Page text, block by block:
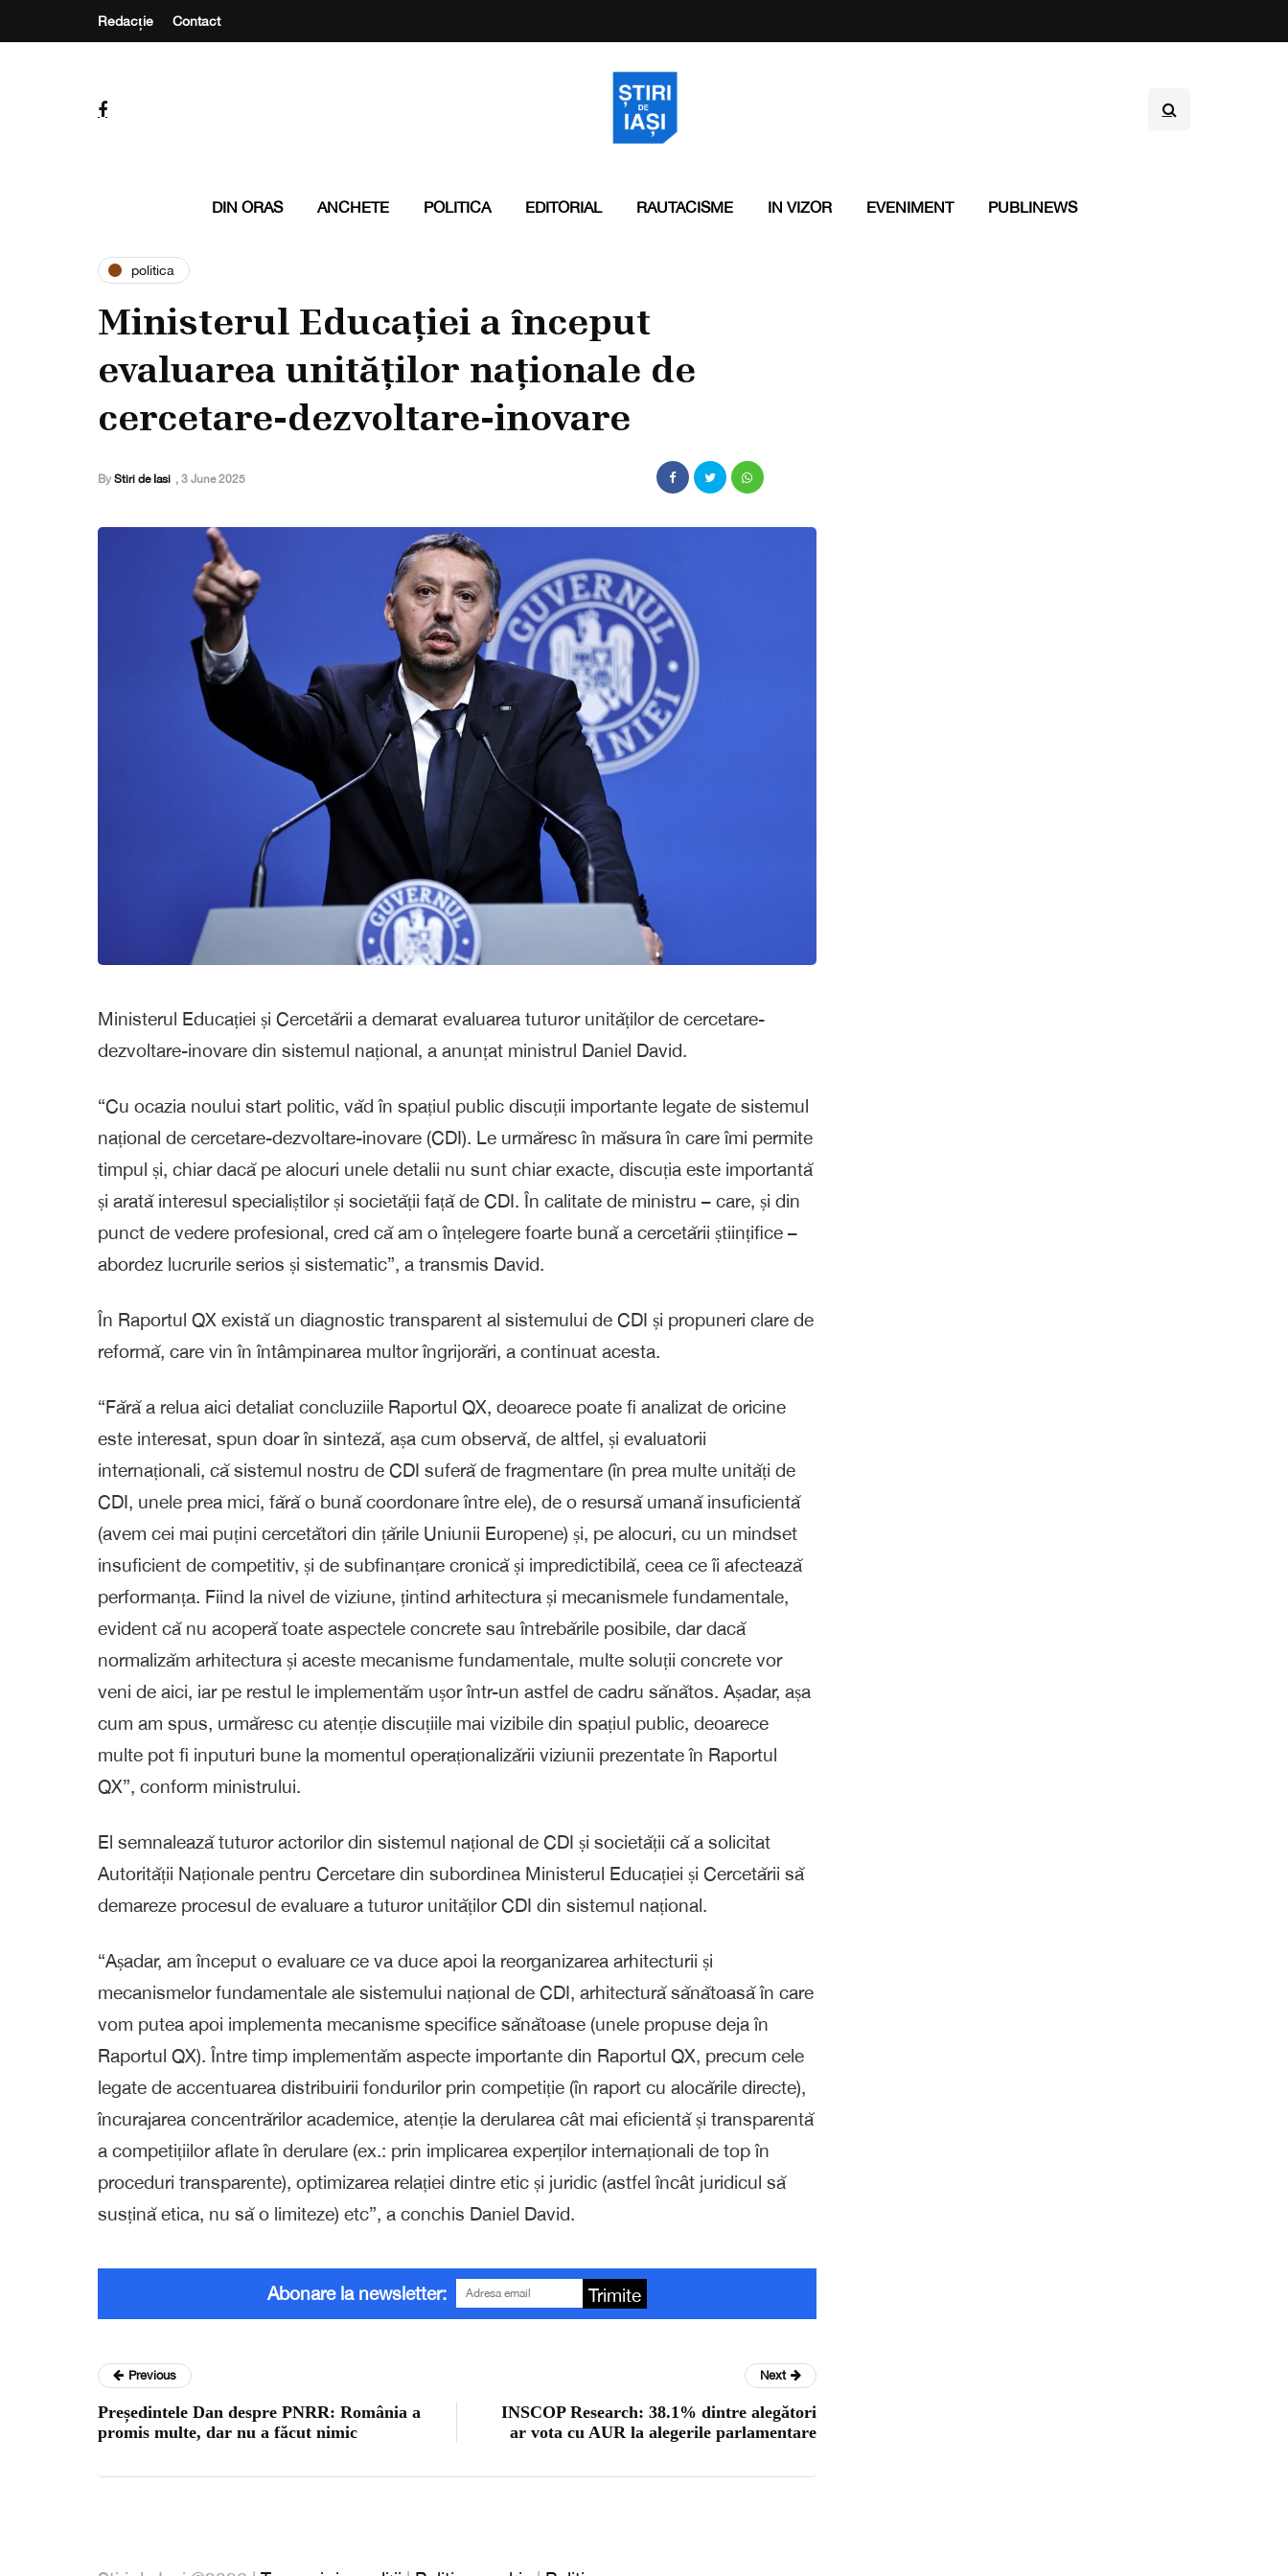
Redacție Contact
DIN ORAS ANCHETE POLITICA EDITORIAL RAUTACISME IN VIZOR EVENIMENT PUBLINEWS
politica
Ministerul Educației a început
evaluarea unităților naționale de
cercetare-dezvoltare-inovare
By Stiri de Iasi , 3 June 2025
Ministerul Educației și Cercetării a demarat evaluarea tuturor unităților de cercetare-
dezvoltare-inovare din sistemul național, a anunțat ministrul Daniel David.
“Cu ocazia noului start politic, văd în spațiul public discuții importante legate de sistemul
național de cercetare-dezvoltare-inovare (CDI). Le urmăresc în măsura în care îmi permite
timpul și, chiar dacă pe alocuri unele detalii nu sunt chiar exacte, discuția este importantă
și arată interesul specialiștilor și societății față de CDI. În calitate de ministru – care, și din
punct de vedere profesional, cred că am o înțelegere foarte bună a cercetării științifice –
abordez lucrurile serios și sistematic”, a transmis David.
În Raportul QX există un diagnostic transparent al sistemului de CDI și propuneri clare de
reformă, care vin în întâmpinarea multor îngrijorări, a continuat acesta.
“Fără a relua aici detaliat concluziile Raportul QX, deoarece poate fi analizat de oricine
este interesat, spun doar în sinteză, așa cum observă, de altfel, și evaluatorii
internaționali, că sistemul nostru de CDI suferă de fragmentare (în prea multe unități de
CDI, unele prea mici, fără o bună coordonare între ele), de o resursă umană insuficientă
(avem cei mai puțini cercetători din țările Uniunii Europene) și, pe alocuri, cu un mindset
insuficient de competitiv, și de subfinanțare cronică și impredictibilă, ceea ce îi afectează
performanța. Fiind la nivel de viziune, țintind arhitectura și mecanismele fundamentale,
evident că nu acoperă toate aspectele concrete sau întrebările posibile, dar dacă
normalizăm arhitectura și aceste mecanisme fundamentale, multe soluții concrete vor
veni de aici, iar pe restul le implementăm ușor într-un astfel de cadru sănătos. Așadar, așa
cum am spus, urmăresc cu atenție discuțiile mai vizibile din spațiul public, deoarece
multe pot fi inputuri bune la momentul operaționalizării viziunii prezentate în Raportul
QX”, conform ministrului.
El semnalează tuturor actorilor din sistemul național de CDI și societății că a solicitat
Autorității Naționale pentru Cercetare din subordinea Ministerul Educației și Cercetării să
demareze procesul de evaluare a tuturor unităților CDI din sistemul național.
“Așadar, am început o evaluare ce va duce apoi la reorganizarea arhitecturii și
mecanismelor fundamentale ale sistemului național de CDI, arhitectură sănătoasă în care
vom putea apoi implementa mecanisme specifice sănătoase (unele propuse deja în
Raportul QX). Între timp implementăm aspecte importante din Raportul QX, precum cele
legate de accentuarea distribuirii fondurilor prin competiție (în raport cu alocările directe),
încurajarea concentrărilor academice, atenție la derularea cât mai eficientă și transparentă
a competițiilor aflate în derulare (ex.: prin implicarea experților internaționali de top în
proceduri transparente), optimizarea relației dintre etic și juridic (astfel încât juridicul să
susțină etica, nu să o limiteze) etc”, a conchis Daniel David.
Abonare la newsletter: Trimite
Previous
Președintele Dan despre PNRR: România a
promis multe, dar nu a făcut nimic
Next
INSCOP Research: 38.1% dintre alegători
ar vota cu AUR la alegerile parlamentare